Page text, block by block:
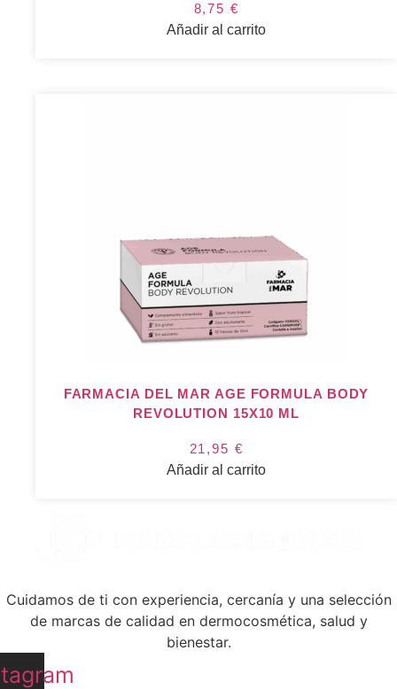
8,75 €
Añadir al carrito
FARMACIA DEL MAR AGE FORMULA BODY
REVOLUTION 15X10 ML
21,95 €
Añadir al carrito
Cuidamos de ti con experiencia, cercanía y una selección
de marcas de calidad en dermocosmética, salud y
bienestar.